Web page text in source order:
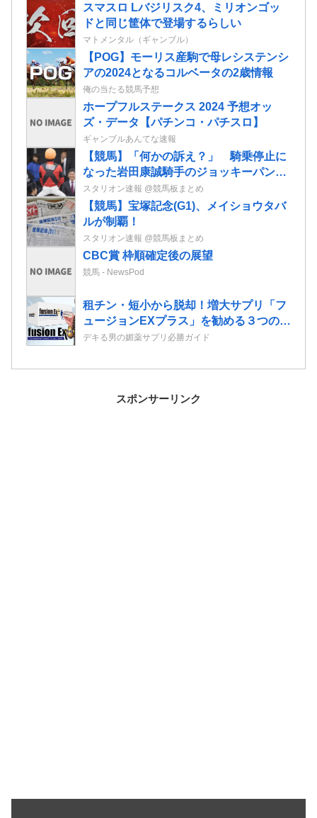
スマスロ Lバジリスク4、ミリオンゴッ
ドと同じ筐体で登場するらしい
マトメンタル（ギャンブル）
【POG】モーリス産駒で母レシステンシ
アの2024となるコルベータの2歳情報
俺の当たる競馬予想
ホープフルステークス 2024 予想オッ
ズ・データ【パチンコ・パチスロ】
ギャンブルあんてな速報
【競馬】「何かの訴え？」 騎乗停止に
なった岩田康誠騎手のジョッキーパンツ
を複数騎手が着用
スタリオン速報 @競馬板まとめ
【競馬】宝塚記念(G1)、メイショウタバ
ルが制覇！
スタリオン速報 @競馬板まとめ
CBC賞 枠順確定後の展望
競馬 - NewsPod
租チン・短小から脱却！増大サプリ‎「フ
ュージョンEXプラス」を勧める３つのポ
イント
デキる男の媚薬サプリ必勝ガイド
スポンサーリンク